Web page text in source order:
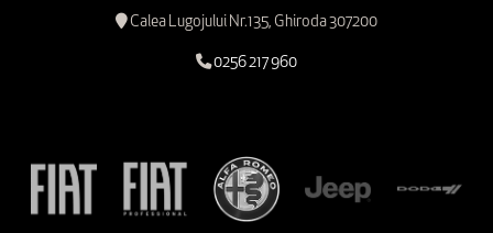
Calea Lugojului Nr.135, Ghiroda 307200
0256 217 960